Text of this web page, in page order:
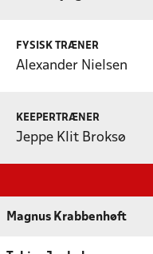
FYSISK TRÆNER
Alexander Nielsen
KEEPERTRÆNER
Jeppe Klit Broksø
Magnus Krabbenhøft